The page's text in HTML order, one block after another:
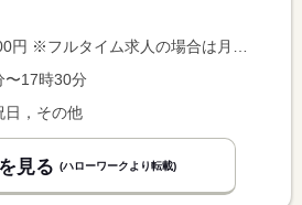
合は月額（換算額）、パート求人の場合は時間額を表示しています。
〜17時30分
日，その他
見る (ハローワークより転載)